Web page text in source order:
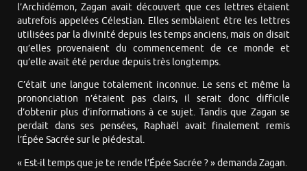
l’Archidémon, Zagan avait découvert que ces lettres étaient
autrefois appelées Célestian. Elles semblaient être les lettres
utilisées par la divinité depuis les temps anciens, mais on disait
qu’elles provenaient du commencement de ce monde et
qu’elle avait été perdue depuis très longtemps.
C’était une langue totalement inconnue. Le sens et même la
prononciation n’étaient pas clairs, il serait donc difficile
d’obtenir plus d’informations à ce sujet. Tandis que Zagan se
perdait dans ses pensées, Raphaël avait finalement remis
l’Épée Sacrée sur le piédestal.
« Est-il temps que je te rende l’Épée Sacrée ? » demanda Zagan.